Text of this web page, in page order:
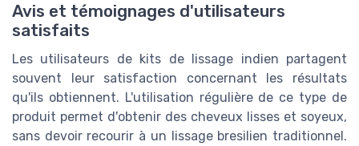
Avis et témoignages d'utilisateurs
satisfaits
Les utilisateurs de kits de lissage indien partagent
souvent leur satisfaction concernant les résultats
qu'ils obtiennent. L'utilisation régulière de ce type de
produit permet d'obtenir des cheveux lisses et soyeux,
sans devoir recourir à un lissage bresilien traditionnel.